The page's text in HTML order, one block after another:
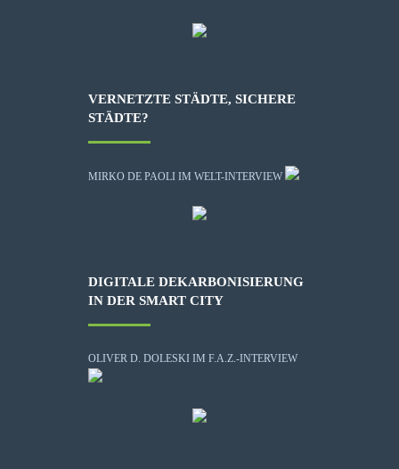
VERNETZTE STÄDTE, SICHERE
STÄDTE?
MIRKO DE PAOLI IM WELT-INTERVIEW
DIGITALE DEKARBONISIERUNG
IN DER SMART CITY
OLIVER D. DOLESKI IM F.A.Z.-INTERVIEW